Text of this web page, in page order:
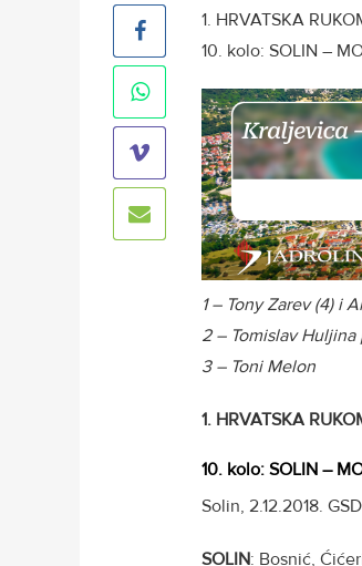
1. HRVATSKA
10. kolo: SOLIN –
1 – Tony Zarev (4) i
2 – Tomislav
3 – Toni Melon
1. HRVATSKA
10. kolo: SOLIN –
Solin, 2.12.2018.
SOLIN: Bosnić,